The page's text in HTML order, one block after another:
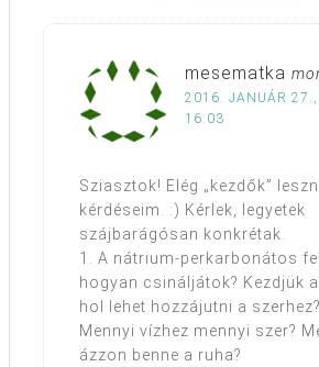
mesematka
2016. JANUÁR 27.,
16:03
Sziasztok! Elég „kezdők”
kérdéseim. :) Kérlek, legyetek
szájbarágósan konkrétak.
1. A nátrium-perkarbonátos
hogyan csináljátok? Kezdjük
hol lehet hozzájutni a
Mennyi vízhez mennyi szer?
ázzon benne a ruha?